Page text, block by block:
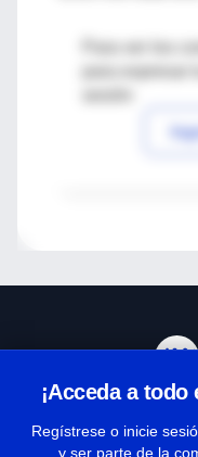
Para ver los
¡Acceda a
Regístrese o inicie
y ser parte de la